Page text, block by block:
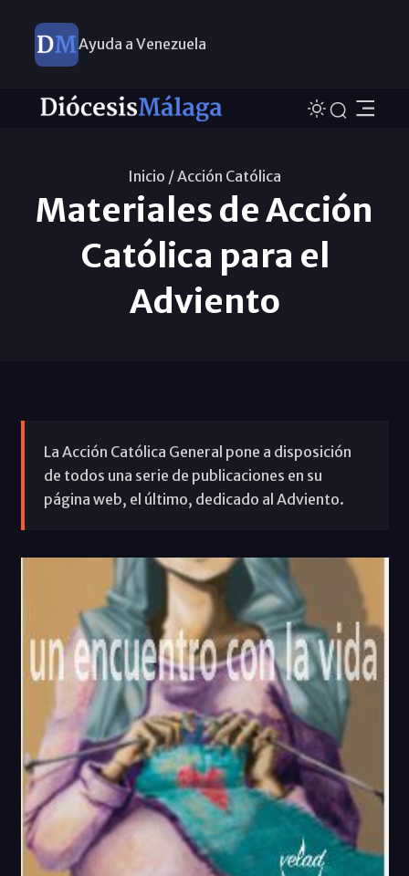
Ayuda a Venezuela
Inicio /Acción Católica
Materiales de Acción
Católica para el
Adviento
La Acción Católica General pone a disposición
de todos una serie de publicaciones en su
página web, el último, dedicado al Adviento.